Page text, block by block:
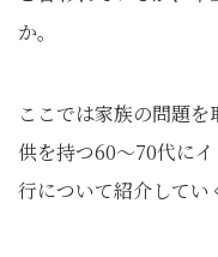
か。
ここでは家族の問題
供を持つ60〜70代に
行について紹介してい